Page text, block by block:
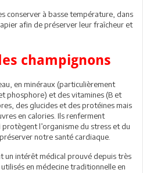
conserver à basse température, dans
afin de préserver leur fraîcheur et
champignons
en minéraux (particulièrement
phosphore) et des vitamines (B et
des glucides et des protéines mais
en calories. Ils renferment
l’organisme du stress et du
notre santé cardiaque.
un intérêt médical prouvé depuis très
en médecine traditionnelle en